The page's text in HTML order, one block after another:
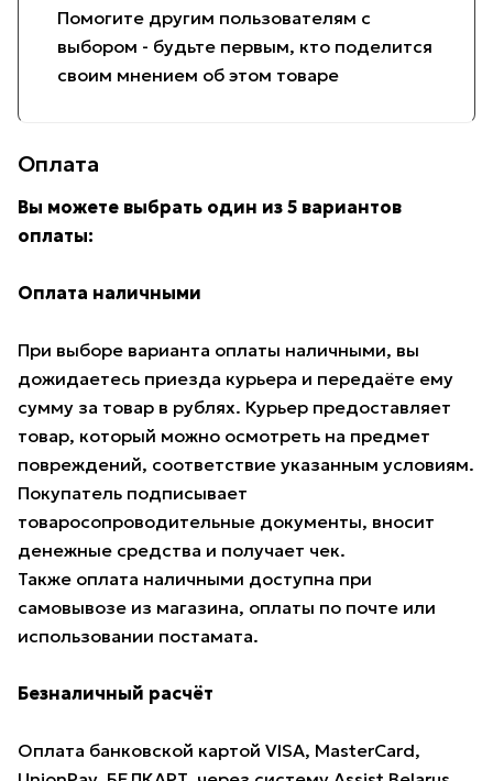
Помогите другим пользователям с
выбором - будьте первым, кто поделится
своим мнением об этом товаре
Оплата
Вы можете выбрать один из 5 вариантов
оплаты:
Оплата наличными
При выборе варианта оплаты наличными, вы
дожидаетесь приезда курьера и передаёте ему
сумму за товар в рублях. Курьер предоставляет
товар, который можно осмотреть на предмет
повреждений, соответствие указанным условиям.
Покупатель подписывает
товаросопроводительные документы, вносит
денежные средства и получает чек.
Также оплата наличными доступна при
самовывозе из магазина, оплаты по почте или
использовании постамата.
Безналичный расчёт
Оплата банковской картой VISA, MasterCard,